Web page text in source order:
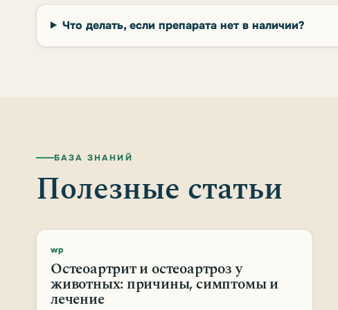
Что делать, если препарата нет в наличии?
БАЗА ЗНАНИЙ
Полезные статьи
wp
Остеоартрит и остеоартроз у
животных: причины, симптомы и
лечение